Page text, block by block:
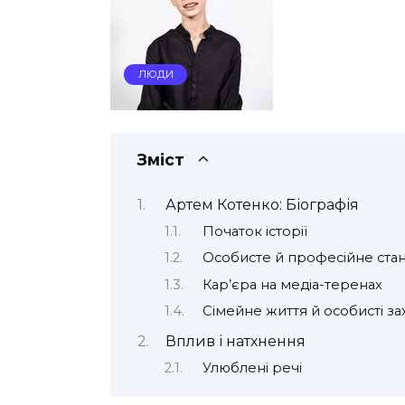
ЛЮДИ
Зміст
Артем Котенко: Біографія
Початок історії
Особисте й професійне
Кар’єра на медіа-теренах
Сімейне життя й особисті
Вплив і натхнення
Улюблені речі